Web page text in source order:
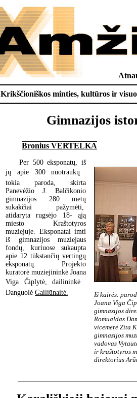
Krikščioniškos minties, kultūros ir
Gimnazijos
Bronius VERTELKA
Iš kairės:
Joana Viga
gimnazijos
Romualdas
vicemerė Zita
gimnazijos
vadovas
ir kraštotyros
direktorius
Per 500 eksponatų, iš
jų apie 300 nuotraukų 
tokia paroda, skirta
Panevėžio J. Balčikonio
gimnazijos 280 metų
sukakčiai pažymėti,
atidaryta rugsėjo 18- ąją
miesto Kraštotyros
muziejuje. Eksponatai imti
iš gimnazijos muziejaus
fondų, kuriuose sukaupta
apie 12 tūkstančių vertingų
eksponatų. Projekto
kuratorė muziejininkė Joana
Viga Čiplytė, dailininkė 
Danguolė Gailiūnaitė.